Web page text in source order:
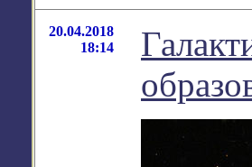
20.04.2018
18:14